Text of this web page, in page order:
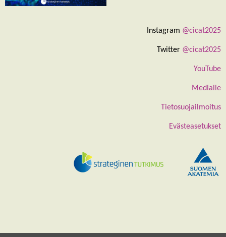
Instagram @cicat2025
Twitter @cicat2025
YouTube
Medialle
Tietosuojailmoitus
Evästeasetukset